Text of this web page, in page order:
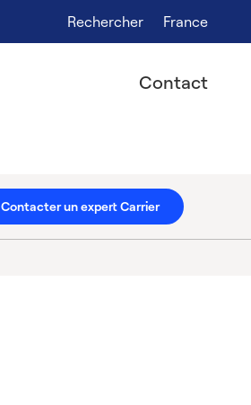
Rechercher France
Contact
Contacter un expert Carrier